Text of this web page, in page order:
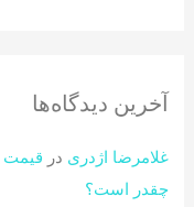
آخرین دیدگاه‌ها
غلامرضا اژدری در
چقدر است؟​